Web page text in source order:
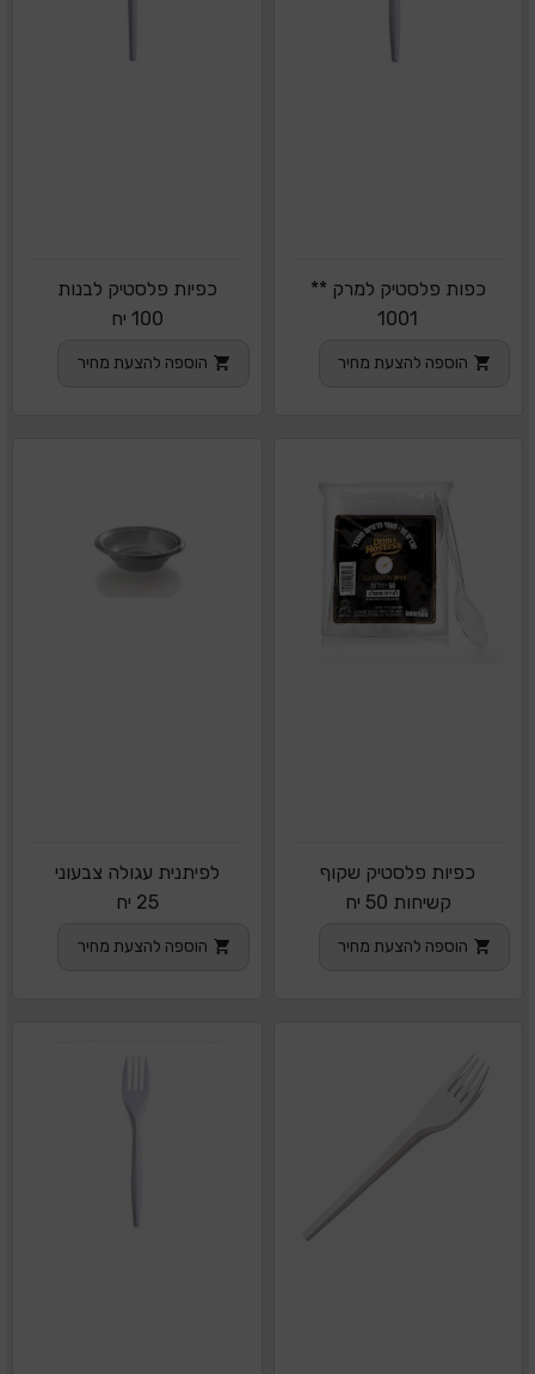
כפות פלסטיק למרק **
1001
הוספה להצעת מחיר
כפיות פלסטיק לבנות
100 יח
הוספה להצעת מחיר
כפיות פלסטיק שקוף
קשיחות 50 יח
הוספה להצעת מחיר
לפיתנית עגולה צבעוני
25 יח
הוספה להצעת מחיר